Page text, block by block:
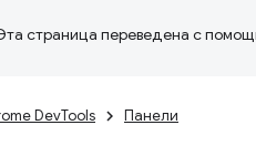
страница переведена с
DevTools Панели